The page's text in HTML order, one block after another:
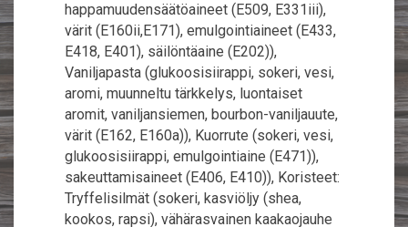
happamuudensäätöaineet (E509, E331iii),
värit (E160ii,E171), emulgointiaineet (E433,
E418, E401), säilöntäaine (E202)),
Vaniljapasta (glukoosisiirappi, sokeri, vesi,
aromi, muunneltu tärkkelys, luontaiset
aromit, vaniljansiemen, bourbon-vaniljauute,
värit (E162, E160a)), Kuorrute (sokeri, vesi,
glukoosisiirappi, emulgointiaine (E471)),
sakeuttamisaineet (E406, E410)), Koristeet:
Tryffelisilmät (sokeri, kasviöljy (shea,
kookos, rapsi), vähärasvainen kaakaojauhe